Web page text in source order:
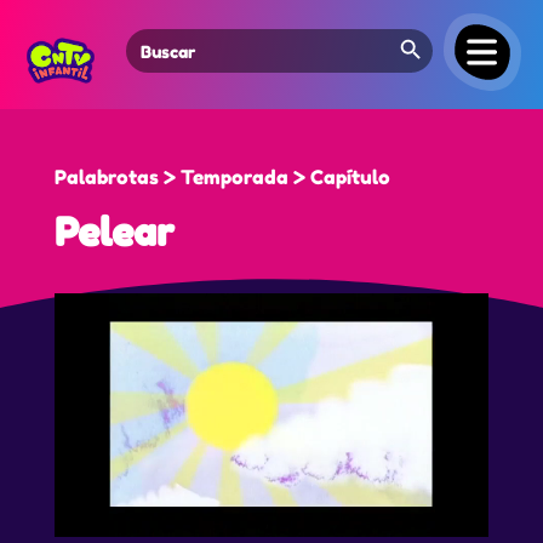
Search
for:
Search Button
Palabrotas > Temporada > Capítulo
Pelear